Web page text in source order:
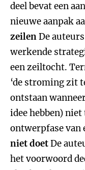
deel bevat een
nieuwe aanpak
zeilenDe
werkende
een zeiltocht.
‘de stroming zit
ontstaan
idee hebben)
ontwerpfase van
niet doetDe
het voorwoord